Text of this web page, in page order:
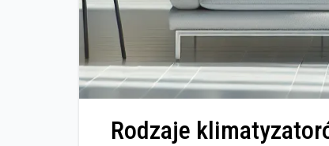
Rodzaje